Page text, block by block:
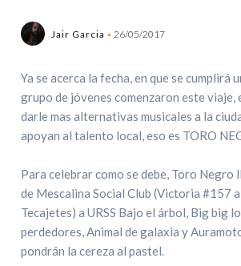
Jair Garcia 26/05/2017
Ya se acerca la fecha, en que se cumplirá
grupo de jóvenes comenzaron este viaje,
darle mas alternativas musicales a la
apoyan al talento local, eso es TORO
Para celebrar como se debe, Toro Negro
de Mescalina Social Club (Victoria #157
Tecajetes) a URSS Bajo el árbol, Big big
perdedores, Animal de galaxia y
pondrán la cereza al pastel.